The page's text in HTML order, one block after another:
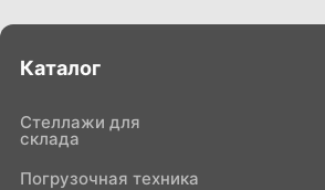
Каталог
Стеллажи для
склада
Погрузочная техника